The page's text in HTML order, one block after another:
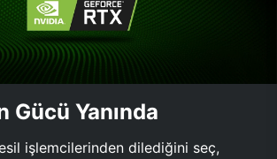
Gücü Yanında
işlemcilerinden dilediğini seç,